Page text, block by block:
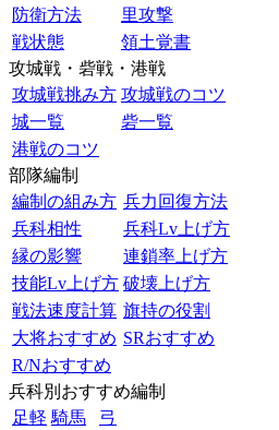
防衛方法
里攻撃
戦状態
領土覚書
攻城戦・砦戦・港戦
攻城戦挑み方 攻城戦のコツ
城一覧
砦一覧
港戦のコツ
部隊編制
編制の組み方 兵力回復方法
兵科相性
兵科Lv上げ方
縁の影響
連鎖率上げ方
技能Lv上げ方 破壊上げ方
戦法速度計算 旗持の役割
大将おすすめ SRおすすめ
R/Nおすすめ
兵科別おすすめ編制
足軽 騎馬 弓